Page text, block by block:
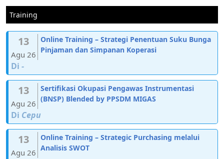
Training
13
Agu 26
Online Training – Strategi Penentuan Suku Bunga
Pinjaman dan Simpanan Koperasi
Di -
13
Agu 26
Sertifikasi Okupasi Pengawas Instrumentasi
(BNSP) Blended by PPSDM MIGAS
Di Cepu
13
Agu 26
Online Training – Strategic Purchasing melalui
Analisis SWOT